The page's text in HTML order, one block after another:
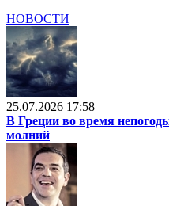
НОВОСТИ
25.07.2026 17:58
В Греции во время
молний